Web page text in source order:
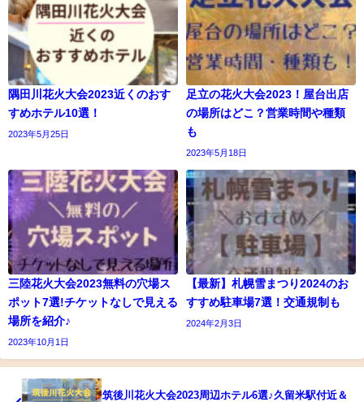
隅田川花火大会2023近くのおす
すめホテル10選！
2023年5月25日
足立の花火大会2023！屋台出店
の場所はどこ？営業時間や種類
も
2023年5月18日
三陸花火大会2023無料の穴場ス
ポット7選!チケットなしで見える
場所を紹介♪
2023年10月1日
【最新】札幌雪まつり2024のお
すすめ駐車場7選！交通規制も
2024年2月3日
筑後川花火大会2023周辺ホテル6選♪久留米駅付近＆